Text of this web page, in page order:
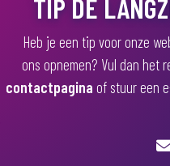
TIP DE
Heb je een tip voor onze
ons opnemen? Vul dan het
contactpagina of stuur een